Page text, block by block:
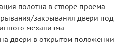
полотна в створе проема
закрывания двери под
механизма
двери в открытом положении